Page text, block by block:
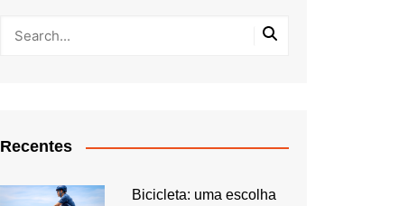
Recentes
Bicicleta: uma escolha